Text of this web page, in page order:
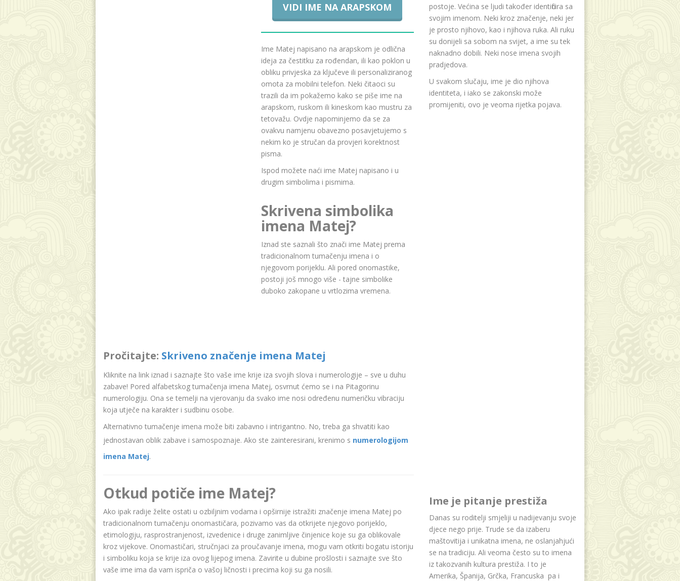
VIDI IME NA ARAPSKOM
Ime Matej napisano na arapskom je odlična
ideja za čestitku za rođendan, ili kao poklon u
obliku privjeska za ključeve ili personaliziranog
omota za mobilni telefon. Neki čitaoci su
trazili da im pokažemo kako se piše ime na
arapskom, ruskom ili kineskom kao mustru za
tetovažu. Ovdje napominjemo da se za
ovakvu namjenu obavezno posavjetujemo s
nekim ko je stručan da provjeri korektnost
pisma.
Ispod možete naći ime Matej napisano i u
drugim simbolima i pismima.
Skrivena simbolika
imena Matej?
Iznad ste saznali što znači ime Matej prema
tradicionalnom tumačenju imena i o
njegovom porijeklu. Ali pored onomastike,
postoji još mnogo više - tajne simbolike
duboko zakopane u vrtlozima vremena.
Pročitajte: Skriveno značenje imena Matej
Kliknite na link iznad i saznajte što vaše ime krije iza svojih slova i numerologije – sve u duhu
zabave! Pored alfabetskog tumačenja imena Matej, osvrnut ćemo se i na Pitagorinu
numerologiju. Ona se temelji na vjerovanju da svako ime nosi određenu numeričku vibraciju
koja utječe na karakter i sudbinu osobe.
Alternativno tumačenje imena može biti zabavno i intrigantno. No, treba ga shvatiti kao
jednostavan oblik zabave i samospoznaje. Ako ste zainteresirani, krenimo s numerologijom
imena Matej.
Otkud potiče ime Matej?
Ako ipak radije želite ostati u ozbiljnim vodama i opširnije istražiti značenje imena Matej po
tradicionalnom tumačenju onomastičara, pozivamo vas da otkrijete njegovo porijeklo,
etimologiju, rasprostranjenost, izvedenice i druge zanimljive činjenice koje su ga oblikovale
kroz vijekove. Onomastičari, stručnjaci za proučavanje imena, mogu vam otkriti bogatu istoriju
i simboliku koja se krije iza ovog lijepog imena. Zavirite u dubine prošlosti i saznajte sve što
vaše ime ima da vam ispriča o vašoj ličnosti i precima koji su ga nosili.
postoje. Većina se ljudi također identificira sa
svojim imenom. Neki kroz značenje, neki jer
je prosto njihovo, kao i njihova ruka. Ali ruku
su donijeli sa sobom na svijet, a ime su tek
naknadno dobili. Neki nose imena svojih
pradjedova.
U svakom slučaju, ime je dio njihova
identiteta, i iako se zakonski može
promijeniti, ovo je veoma rijetka pojava.
Ime je pitanje prestiža
Danas su roditelji smjeliji u nadijevanju svoje
djece nego prije. Trude se da izaberu
maštovitija i unikatna imena, ne oslanjahjući
se na tradiciju. Ali veoma često su to imena
iz takozvanih kultura prestiža. I to je
Amerika, Španija, Grčka, Francuska pa i